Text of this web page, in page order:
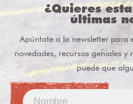
¿Quieres
últimas
Apúntate a la newsletter para
novedades, recursos geniales y
puede que